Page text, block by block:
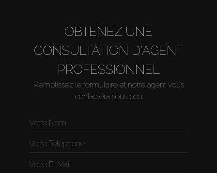
Vendre
OBTENEZ UNE
CONSULTATION D'AGENT
PROFESSIONNEL
Remplissez le formulaire et notre agent vous
contactera sous peu